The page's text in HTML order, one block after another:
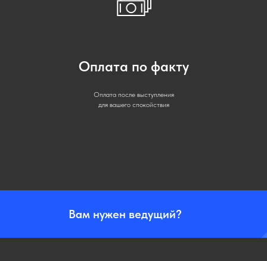
Оплата по факту
Оплата после выступления
для вашего спокойствия
Вам нужен ведущий?